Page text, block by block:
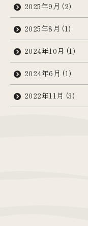
2025年9月 (2)
2025年8月 (1)
2024年10月 (1)
2024年6月 (1)
2022年11月 (3)